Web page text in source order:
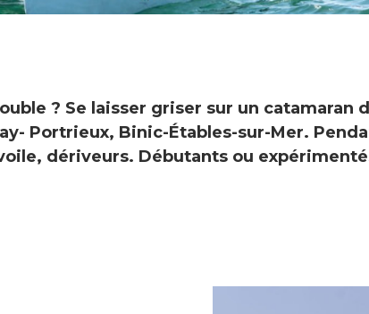
? Se laisser griser sur un
Portrieux, Binic-Étables-sur-Mer.
dériveurs. Débutants ou